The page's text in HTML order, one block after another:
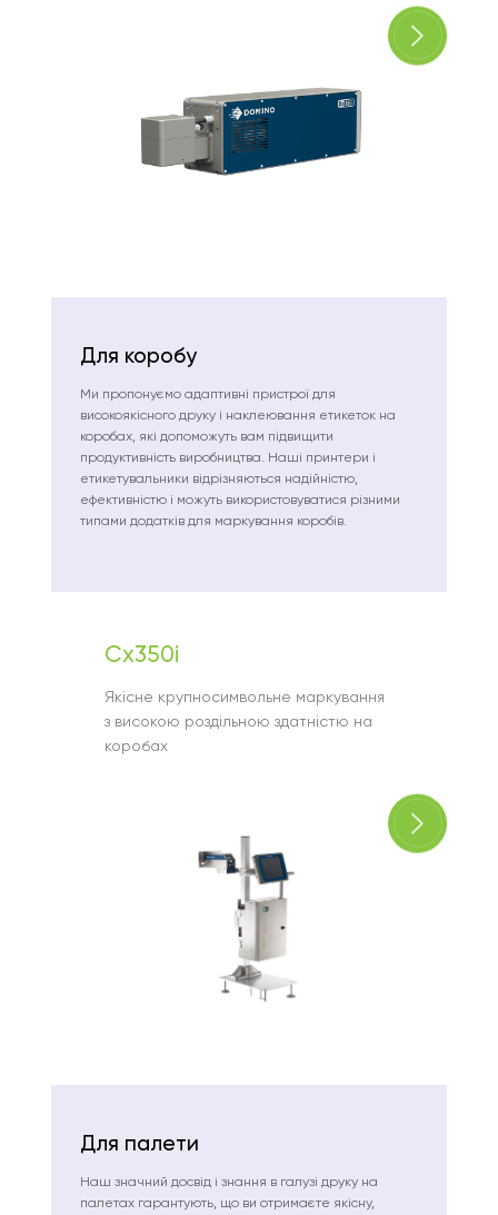
Для коробу
Ми пропонуємо адаптивні пристрої для
високоякісного друку і наклеювання етикеток на
коробах, які допоможуть вам підвищити
продуктивність виробництва. Наші принтери і
етикетувальники відрізняються надійністю,
ефективністю і можуть використовуватися різними
типами додатків для маркування коробів.
Cx350i
Якісне крупносимвольне маркування
з високою роздільною здатністю на
коробах
Для палети
Наш значний досвід і знання в галузі друку на
палетах гарантують, що ви отримаєте якісну,